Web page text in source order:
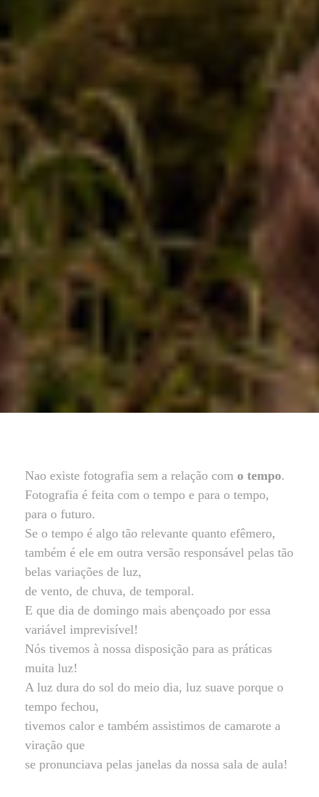
Nao existe fotografia sem a relação com o tempo.
Fotografia é feita com o tempo e para o tempo,
para o futuro.
Se o tempo é algo tão relevante quanto efêmero,
também é ele em outra versão responsável pelas tão
belas variações de luz,
de vento, de chuva, de temporal.
E que dia de domingo mais abençoado por essa
variável imprevisível!
Nós tivemos à nossa disposição para as práticas
muita luz!
A luz dura do sol do meio dia, luz suave porque o
tempo fechou,
tivemos calor e também assistimos de camarote a
viração que
se pronunciava pelas janelas da nossa sala de aula!